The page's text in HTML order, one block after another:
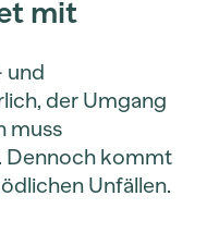
mit
und
der Umgang
muss
Dennoch kommt
Unfällen.